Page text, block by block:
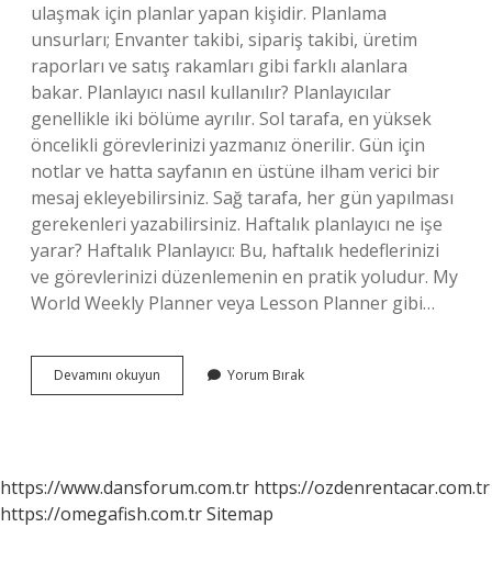
ulaşmak için planlar yapan kişidir. Planlama
unsurları; Envanter takibi, sipariş takibi, üretim
raporları ve satış rakamları gibi farklı alanlara
bakar. Planlayıcı nasıl kullanılır? Planlayıcılar
genellikle iki bölüme ayrılır. Sol tarafa, en yüksek
öncelikli görevlerinizi yazmanız önerilir. Gün için
notlar ve hatta sayfanın en üstüne ilham verici bir
mesaj ekleyebilirsiniz. Sağ tarafa, her gün yapılması
gerekenleri yazabilirsiniz. Haftalık planlayıcı ne işe
yarar? Haftalık Planlayıcı: Bu, haftalık hedeflerinizi
ve görevlerinizi düzenlemenin en pratik yoludur. My
World Weekly Planner veya Lesson Planner gibi…
Devamını okuyun Planlayıcı
Ne
Yorum Bırak
https://www.dansforum.com.tr https://ozdenrentacar.com.tr
https://omegafish.com.trSitemap